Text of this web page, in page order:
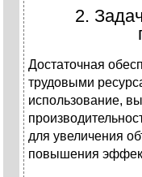
2.
Достаточная
трудовыми
использование,
для увеличения
повышения